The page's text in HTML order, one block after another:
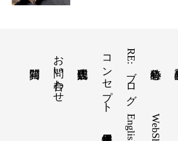
RE:ブログ
コンセプト
お問い合わせ
English